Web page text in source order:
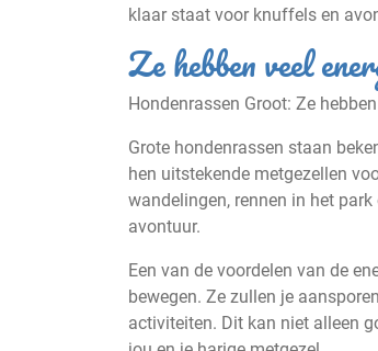
klaar staat voor knuffels en
Ze hebben veel
Hondenrassen Groot: Ze
Grote hondenrassen staan
hen uitstekende metgezellen
wandelingen, rennen in het
avontuur.
Een van de voordelen van de
bewegen. Ze zullen je
activiteiten. Dit kan niet alleen